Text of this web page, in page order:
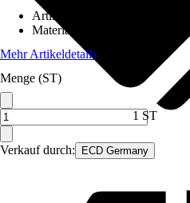
Verkauf durch: ECD Germany
Artikeltyp
Material
Mehr Artikeldetails
Menge (ST)
1 ST